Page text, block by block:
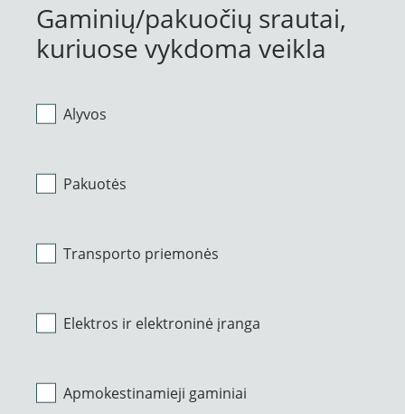
Gaminių/pakuočių srautai,
kuriuose vykdoma veikla
Alyvos
Pakuotės
Transporto priemonės
Elektros ir elektroninė įranga
Apmokestinamieji gaminiai